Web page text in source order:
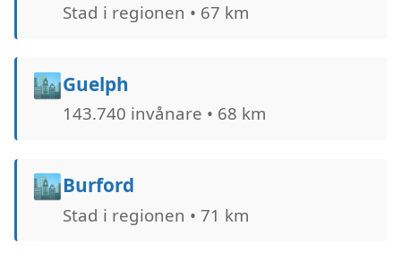
Stad i regionen • 67 km
🏙️Guelph
143.740 invånare • 68 km
🏙️Burford
Stad i regionen • 71 km